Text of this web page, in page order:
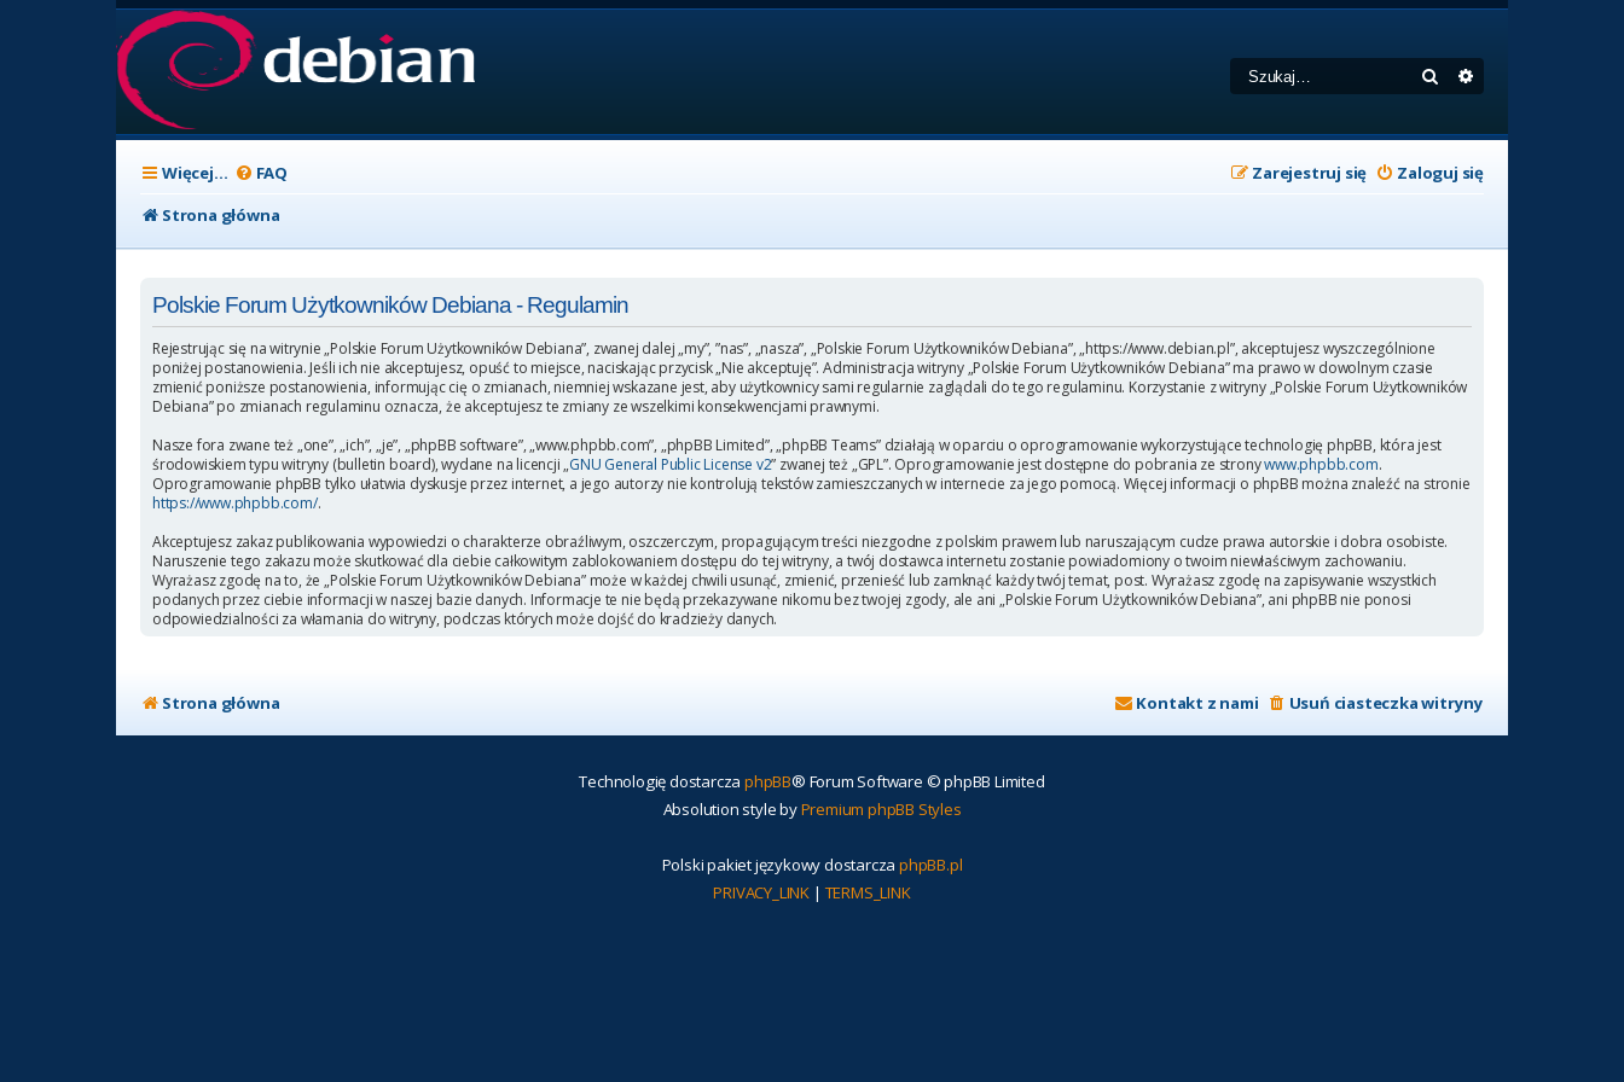
Szukaj
Więcej… FAQ Zaloguj się
Zarejestruj się
Strona główna
Polskie Forum Użytkowników Debiana - Regulamin
Rejestrując się na witrynie „Polskie Forum Użytkowników Debiana”, zwanej dalej „my”, ”nas”, „nasza”, „Polskie Forum Użytkowników Debiana”, „https://www.debian.pl”, akceptujesz wyszczególnione
poniżej postanowienia. Jeśli ich nie akceptujesz, opuść to miejsce, naciskając przycisk „Nie akceptuję”. Administracja witryny „Polskie Forum Użytkowników Debiana” ma prawo w dowolnym czasie
zmienić poniższe postanowienia, informując cię o zmianach, niemniej wskazane jest, aby użytkownicy sami regularnie zaglądali do tego regulaminu. Korzystanie z witryny „Polskie Forum Użytkowników
Debiana” po zmianach regulaminu oznacza, że akceptujesz te zmiany ze wszelkimi konsekwencjami prawnymi.
Nasze fora zwane też „one”, „ich”, „je”, „phpBB software”, „www.phpbb.com”, „phpBB Limited”, „phpBB Teams” działają w oparciu o oprogramowanie wykorzystujące technologię phpBB, która jest
środowiskiem typu witryny (bulletin board), wydane na licencji „GNU General Public License v2” zwanej też „GPL”. Oprogramowanie jest dostępne do pobrania ze stronywww.phpbb.com.
Oprogramowanie phpBB tylko ułatwia dyskusje przez internet, a jego autorzy nie kontrolują tekstów zamieszczanych w internecie za jego pomocą. Więcej informacji o phpBB można znaleźć na stronie
https://www.phpbb.com/.
Akceptujesz zakaz publikowania wypowiedzi o charakterze obraźliwym, oszczerczym, propagującym treści niezgodne z polskim prawem lub naruszającym cudze prawa autorskie i dobra osobiste.
Naruszenie tego zakazu może skutkować dla ciebie całkowitym zablokowaniem dostępu do tej witryny, a twój dostawca internetu zostanie powiadomiony o twoim niewłaściwym zachowaniu.
Wyrażasz zgodę na to, że „Polskie Forum Użytkowników Debiana” może w każdej chwili usunąć, zmienić, przenieść lub zamknąć każdy twój temat, post. Wyrażasz zgodę na zapisywanie wszystkich
podanych przez ciebie informacji w naszej bazie danych. Informacje te nie będą przekazywane nikomu bez twojej zgody, ale ani „Polskie Forum Użytkowników Debiana”, ani phpBB nie ponosi
odpowiedzialności za włamania do witryny, podczas których może dojść do kradzieży danych.
Strona główna Usuń ciasteczka witryny
Kontakt z nami
Technologię dostarcza phpBB® Forum Software © phpBB Limited
Absolution style byPremium phpBB Styles
Polski pakiet językowy dostarcza phpBB.pl
PRIVACY_LINK | TERMS_LINK